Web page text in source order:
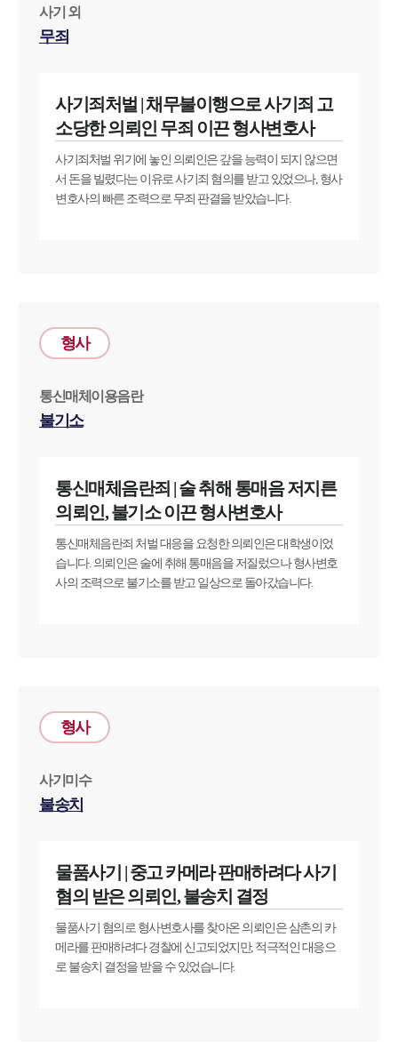
사기 외
무죄
사기죄처벌 | 채무불이행으로 사기죄 고
소당한 의뢰인 무죄 이끈 형사변호사
사기죄처벌 위기에 놓인 의뢰인은 갚을 능력이 되지 않으면
서 돈을 빌렸다는 이유로 사기죄 혐의를 받고 있었으나, 형사
변호사의 빠른 조력으로 무죄 판결을 받았습니다.
형사
통신매체이용음란
불기소
통신매체음란죄 | 술 취해 통매음 저지른
의뢰인, 불기소 이끈 형사변호사
통신매체음란죄 처벌 대응을 요청한 의뢰인은 대학생이었
습니다. 의뢰인은 술에 취해 통매음을 저질렀으나 형사변호
사의 조력으로 불기소를 받고 일상으로 돌아갔습니다.
형사
사기미수
불송치
물품사기 | 중고 카메라 판매하려다 사기
혐의 받은 의뢰인, 불송치 결정
물품사기 혐의로 형사변호사를 찾아온 의뢰인은 삼촌의 카
메라를 판매하려다 경찰에 신고되었지만, 적극적인 대응으
로 불송치 결정을 받을 수 있었습니다.